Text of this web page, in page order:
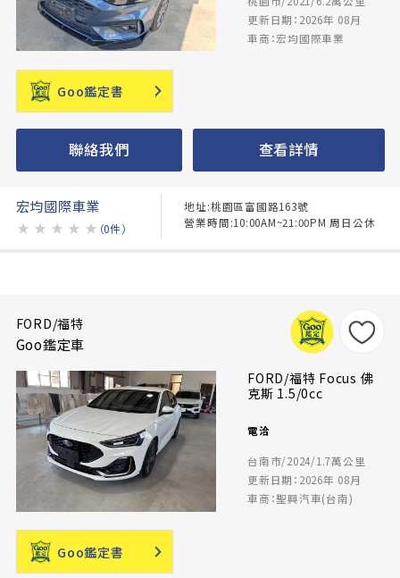
更新日期：2026年 08月
車商：宏均國際車業
Goo鑑定書
聯絡我們 查看詳情
宏均國際車業
★ ★ ★ ★ ★ （0件）
地址:桃園區富國路163號
營業時間:10:00AM~21:00PM 周日公休
FORD/福特
Goo鑑定車
FORD/福特 Focus 佛
克斯 1.5/0cc
電洽
台南市/2024/1.7萬公里
更新日期：2026年 08月
車商：聖興汽車(台南)
Goo鑑定書